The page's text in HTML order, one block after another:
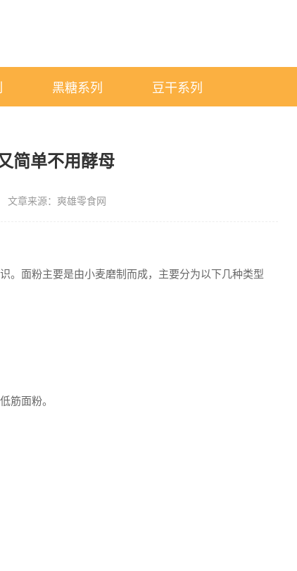
黑糖系列 豆干系列
简单不用酵母
文章来源：爽雄零食网
。面粉主要是由小麦磨制而成，主要分为以下几种类型
筋面粉。